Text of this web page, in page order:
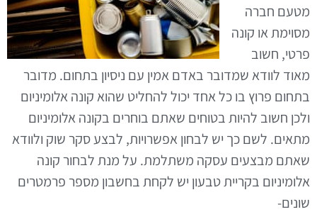
מטעם חברה
מסוימת או קונה
פרטי, חשוב
מאוד לוודא שמדובר באדם אמין עם ניסיון בתחום. מדובר
בתחום פרוץ בו כל אחד יכול להחליט שהוא קונה אלומיניום
ולכן חשוב להיות בטוחים שאתם בוחרים בקונה אלומיניום
מתאים. לשם כך יש לבחון אפשרויות, לבצע סקר שוק ולוודא
שאתם מבצעים עסקה משתלמת. על מנת לבחור קונה
אלומיניום בקריית טבעון יש לקחת בחשבון מספר פרמטרים
שונים-